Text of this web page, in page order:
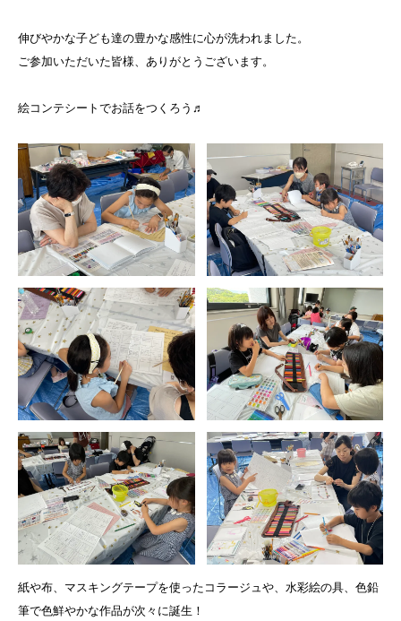
伸びやかな子ども達の豊かな感性に心が洗われました。
ご参加いただいた皆様、ありがとうございます。
絵コンテシートでお話をつくろう♬
紙や布、マスキングテープを使ったコラージュや、水彩絵の具、色鉛
筆で色鮮やかな作品が次々に誕生！